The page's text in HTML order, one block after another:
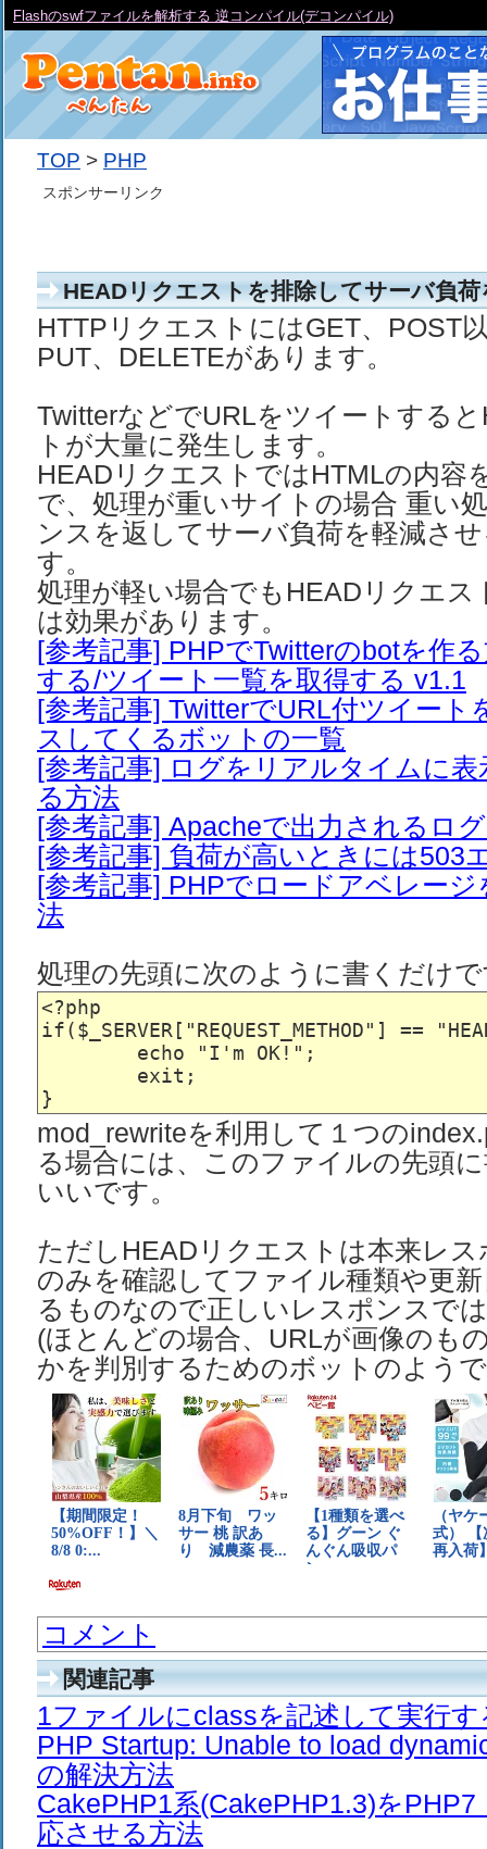
TOP > PHP
HEADリクエストを排除してサーバ負
HTTPリクエストにはGET、POST
PUT、DELETEがあります。
TwitterなどでURLをツイートする
トが大量に発生します。
HEADリクエストではHTMLの内容
で、処理が重いサイトの場合 重い
ンスを返してサーバ負荷を軽減さ
す。
処理が軽い場合でもHEADリクエス
は効果があります。
[参考記事] PHPでTwitterのbotを作
する/ツイート一覧を取得する v1.1
[参考記事] TwitterでURL付ツイート
スしてくるボットの一覧
[参考記事] ログをリアルタイムに
る方法
[参考記事] Apacheで出力されるロ
[参考記事] 負荷が高いときには503
[参考記事] PHPでロードアベレー
法
処理の先頭に次のように書くだけ
<?php
if($_SERVER["REQUEST_METHOD"] ==
mod_rewriteを利用して１つの
る場合には、このファイルの先頭
いいです。
ただしHEADリクエストは本来レ
のみを確認してファイル種類や更
るものなので正しいレスポンスで
(ほとんどの場合、URLが画像のも
かを判別するためのボットのよう
コメント
関連記事
1ファイルにclassを記述して実行す
PHP Startup: Unable to load
の解決方法
CakePHP1系(CakePHP1.3)をPHP7
応させる方法
スポンサーリンク
Flashのswfファイルを解析する 逆コンパイル(デコンパイル)